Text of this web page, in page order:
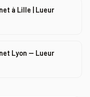
à Lille | Lueur
Lyon — Lueur